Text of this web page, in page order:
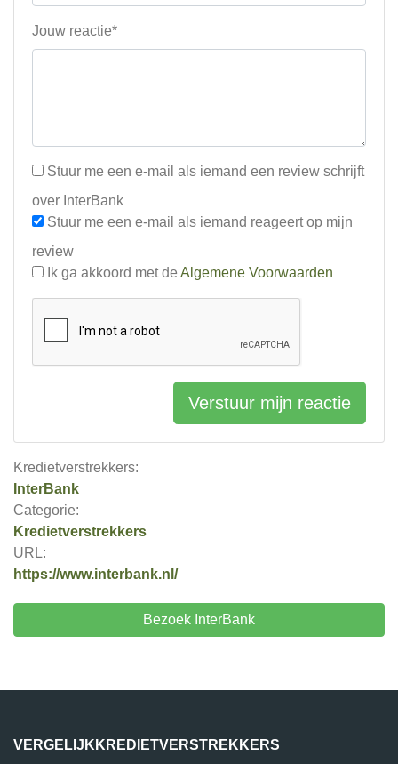
Kredietverstrekkers:
InterBank
Categorie:
Kredietverstrekkers
URL:
https://www.interbank.nl/
Bezoek InterBank
Jouw reactie*
Stuur me een e-mail als iemand een review schrijft
over InterBank
Stuur me een e-mail als iemand reageert op mijn
review
Ik ga akkoord met de Algemene Voorwaarden
Verstuur mijn reactie
VERGELIJKKREDIETVERSTREKKERS